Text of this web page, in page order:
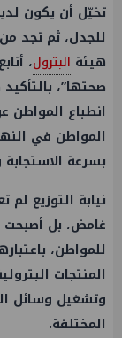
تخيّل أن يكون
للجدل، ثم تجد
هيئة البترول،
صحتها”،
انطباع
المواطن في
بسرعة
نيابة التوزيع
غامض، بل أصبحت
للمواطن،
المنتجات
وتشغيل وسائل
المختلفة.